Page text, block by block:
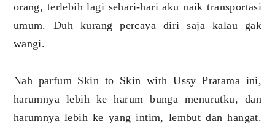
orang, terlebih lagi sehari-hari aku naik transportasi
umum. Duh kurang percaya diri saja kalau gak
wangi.
Nah parfum Skin to Skin with Ussy Pratama ini,
harumnya lebih ke harum bunga menurutku, dan
harumnya lebih ke yang intim, lembut dan hangat.